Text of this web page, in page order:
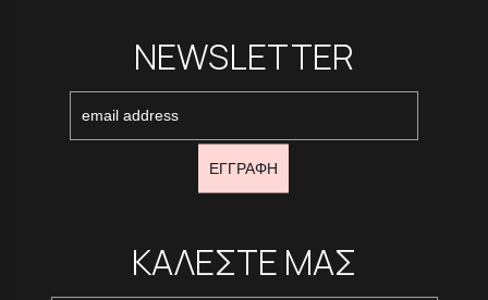
NEWSLETTER
ΕΓΓΡΑΦΗ
ΚΑΛΕΣΤΕ ΜΑΣ